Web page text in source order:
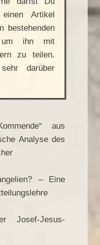
Artikel
bestehenden
um ihn mit
zu teilen.
darüber
aus
Analyse des
– Eine
Josef-Jesus-